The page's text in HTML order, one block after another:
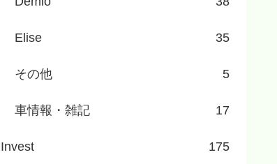
Elise 35
その他 5
車情報・雑記 17
Invest 175